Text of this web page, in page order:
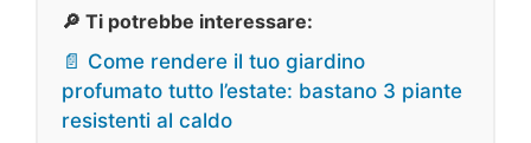
🔎 Ti potrebbe interessare:
📄 Come rendere il tuo giardino
profumato tutto l’estate: bastano 3 piante
resistenti al caldo